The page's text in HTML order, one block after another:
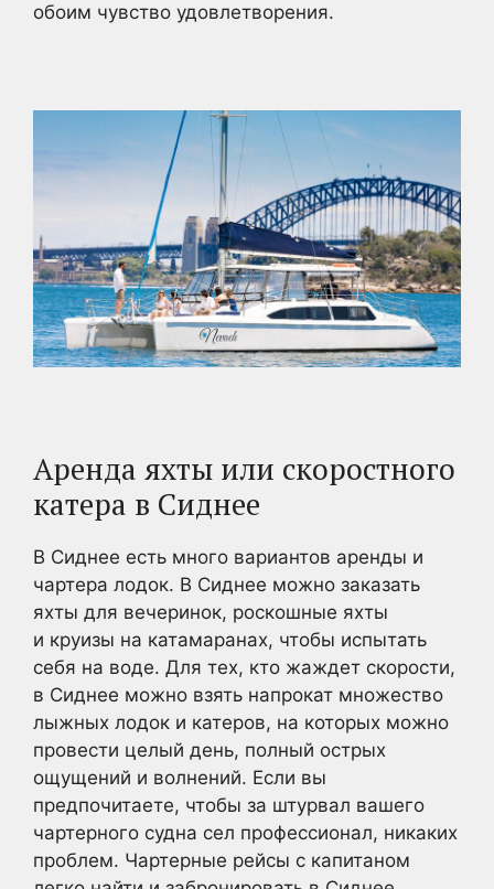
обоим чувство удовлетворения.
Аренда яхты или скоростного
катера в Сиднее
В Сиднее есть много вариантов аренды и
чартера лодок. В Сиднее можно заказать
яхты для вечеринок, роскошные яхты
и круизы на катамаранах, чтобы испытать
себя на воде. Для тех, кто жаждет скорости,
в Сиднее можно взять напрокат множество
лыжных лодок и катеров, на которых можно
провести целый день, полный острых
ощущений и волнений. Если вы
предпочитаете, чтобы за штурвал вашего
чартерного судна сел профессионал, никаких
проблем. Чартерные рейсы с капитаном